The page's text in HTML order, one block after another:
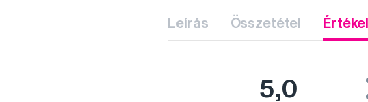
Leírás Összetétel
5,0